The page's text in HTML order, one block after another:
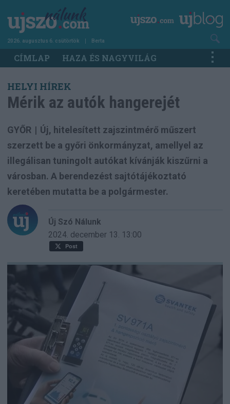
tartalomra
2026. augusztus 6. csütörtök Berta
Main
navigation
CÍMLAP HAZA ÉS NAGYVILÁG
HELYI HÍREK
Mérik az autók hangerejét
GYŐR | Új, hitelesített zajszintmérő műszert
szerzett be a győri önkormányzat, amellyel az
illegálisan tuningolt autókat kívánják kiszűrni a
városban. A berendezést sajtótájékoztató
keretében mutatta be a polgármester.
Új Szó Nálunk
2024. december 13. 13:00
Post